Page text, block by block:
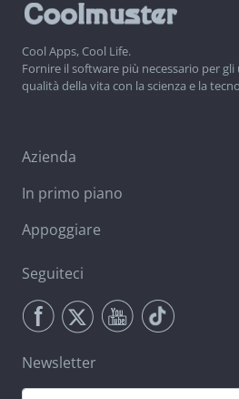
Cool Apps, Cool Life.
Fornire il software più necessario per
qualità della vita con la scienza e la
Azienda
In primo piano
Appoggiare
Seguiteci
Newsletter